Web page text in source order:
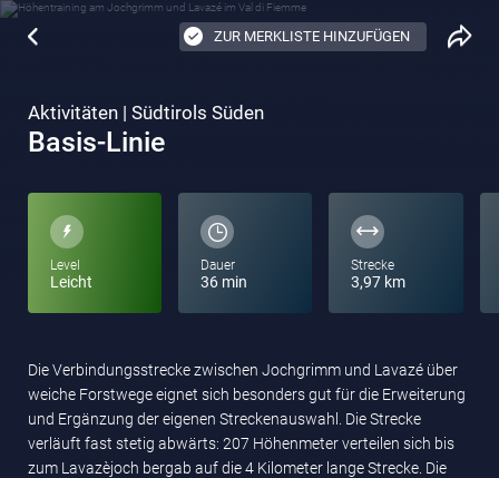
ZUR MERKLISTE HINZUFÜGEN
Aktivitäten | Südtirols Süden
Basis-Linie
Level
Leicht
Dauer
36 min
Strecke
3,97 km
Die Verbindungsstrecke zwischen Jochgrimm und Lavazé über
weiche Forstwege eignet sich besonders gut für die Erweiterung
und Ergänzung der eigenen Streckenauswahl. Die Strecke
verläuft fast stetig abwärts: 207 Höhenmeter verteilen sich bis
zum Lavazèjoch bergab auf die 4 Kilometer lange Strecke. Die